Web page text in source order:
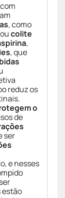
, como
colite
,
, que
reduz os
o
de
ser
e nesses